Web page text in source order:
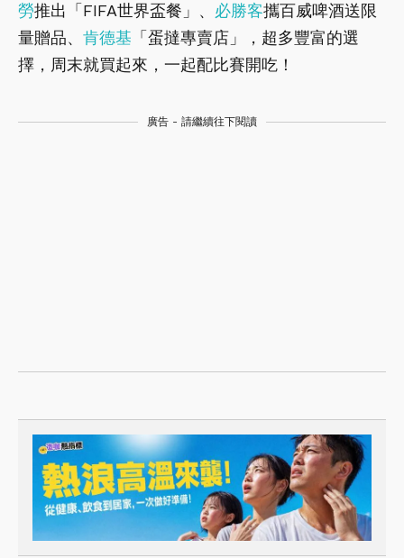
勞推出「FIFA世界盃餐」、 必勝客攜百威啤酒送限
量贈品、 肯德基 「蛋撻專賣店」，超多豐富的選
擇，周末就買起來，一起配比賽開吃！
廣告 - 請繼續往下閱讀